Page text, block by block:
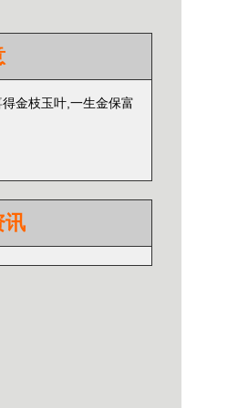
得金枝玉叶,一生金保富
讯